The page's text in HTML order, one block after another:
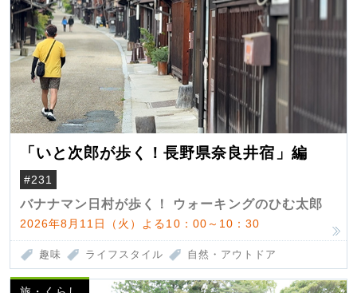
「いと次郎が歩く！長野県奈良井宿」編
#231
バナナマン日村が歩く！ ウォーキングのひむ太郎
2026年8月11日（火）よる10：00～10：30
趣味 ライフスタイル 自然・アウトドア